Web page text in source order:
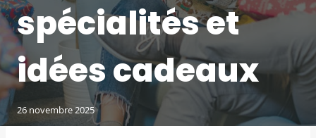
spécialités et
idées cadeaux
26 novembre 2025